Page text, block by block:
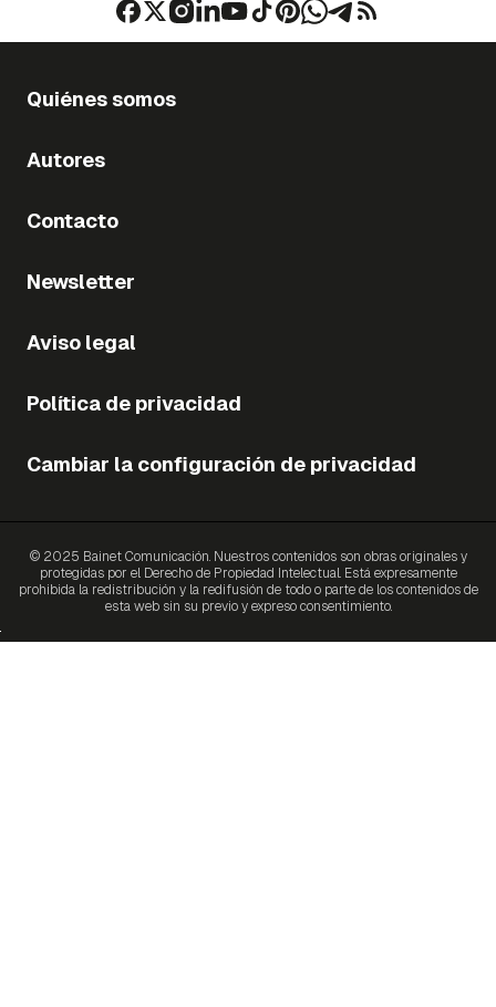
Quiénes somos
Autores
Contacto
Newsletter
Aviso legal
Política de privacidad
Cambiar la configuración de privacidad
© 2025 Bainet Comunicación. Nuestros contenidos son obras originales y
protegidas por el Derecho de Propiedad Intelectual. Está expresamente
prohibida la redistribución y la redifusión de todo o parte de los contenidos de
esta web sin su previo y expreso consentimiento.